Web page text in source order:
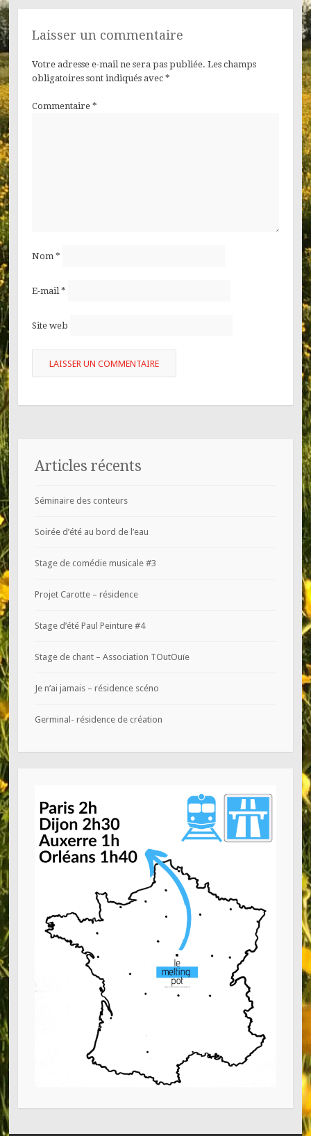
Laisser un commentaire
Votre adresse e-mail ne sera pas publiée. Les champs
obligatoires sont indiqués avec *
Commentaire *
Nom *
E-mail*
Site web
Articles récents
Séminaire des conteurs
Soirée d’été au bord de l’eau
Stage de comédie musicale #3
Projet Carotte – résidence
Stage d’été Paul Peinture #4
Stage de chant – Association TOutOuïe
Je n’ai jamais – résidence scéno
Germinal- résidence de création